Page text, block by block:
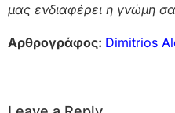
μας ενδιαφέρει η γνώμη
Αρθρογράφος: Dimitrios